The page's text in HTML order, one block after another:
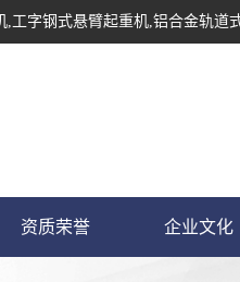
,工字钢式悬臂起重机,铝合金轨道
资质荣誉 企业文化